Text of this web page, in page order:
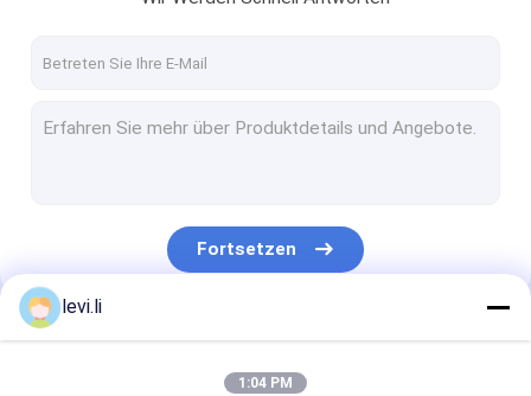
Fortsetzen
Unsere Kategorien
levi.li
1:04 PM